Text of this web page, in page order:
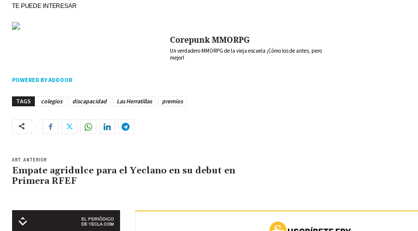
TE PUEDE INTERESAR
Corepunk MMORPG
Un verdadero MMORPG de la vieja escuela ¡Cómo los de antes, pero
mejor!
POWERED BY ADDOOR
TAGS colegios discapacidad Las Herratillas premios
ART. ANTERIOR
Empate agridulce para el Yeclano en su debut en
Primera RFEF